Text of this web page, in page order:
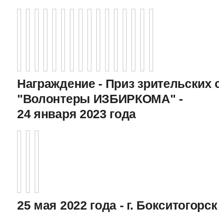
Награждение - Приз зрительских
"Волонтеры ИЗБИРКОМА" -
24 января 2023 года
25 мая 2022 года - г.